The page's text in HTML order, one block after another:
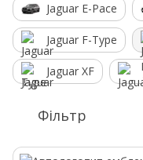
Jaguar E-Pace
Jaguar F-Type
Jaguar XF
Фільтр